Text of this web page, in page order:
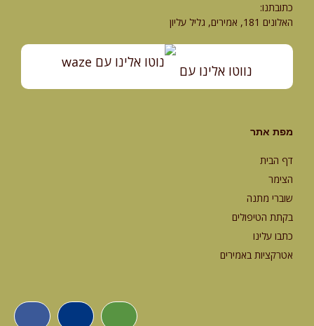
כתובתנו:
האלונים 181, אמירים, גליל עליון
נווטו אלינו עם
מפת אתר
דף הבית
הצימר
שוברי מתנה
בקתת הטיפולים
כתבו עלינו
אטרקציות באמירים